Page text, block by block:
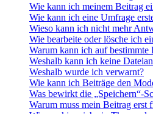
Wie kann ich meinem Beitrag
Wie kann ich eine Umfrage
Wieso kann ich nicht mehr
Wie bearbeite oder lösche ich
Warum kann ich auf bestimmte
Weshalb kann ich keine
Weshalb wurde ich verwarnt?
Wie kann ich Beiträge den
Was bewirkt die „Speichern“-
Warum muss mein Beitrag erst